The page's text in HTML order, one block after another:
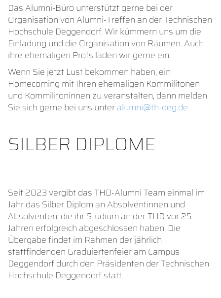
Das Alumni-Büro unterstützt gerne bei der
Organisation von Alumni-Treffen an der Technischen
Hochschule Deggendorf. Wir kümmern uns um die
Einladung und die Organisation von Räumen. Auch
ihre ehemaligen Profs laden wir gerne ein.
Wenn Sie jetzt Lust bekommen haben, ein
Homecoming mit Ihren ehemaligen Kommilitonen
und Kommilitoninnen zu veranstalten, dann melden
Sie sich gerne bei uns unteralumni@th-deg.de
SILBER DIPLOME
Seit 2023 vergibt das THD-Alumni Team einmal im
Jahr das Silber Diplom an Absolventinnen und
Absolventen, die ihr Studium an der THD vor 25
Jahren erfolgreich abgeschlossen haben. Die
Übergabe findet im Rahmen der jährlich
stattfindenden Graduiertenfeier am Campus
Deggendorf durch den Präsidenten der Technischen
Hochschule Deggendorf statt.